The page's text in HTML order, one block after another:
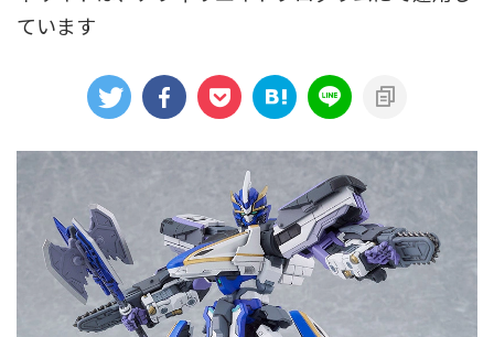
TSシリーズ（トーマスナンバリング）
カプセルプラレール（きかんしゃトーマス）
カプセルプラレール（鉄道会社）
クルーズトレインDXシリーズ シンカリオンDVD
テコロシリーズ・はじめてのプラレール ハッピーセット
プラレール博 in TOKYO
ています